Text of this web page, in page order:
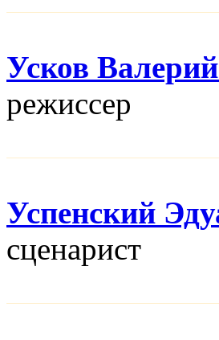
Усков
режисcер
Успенский
сценарист